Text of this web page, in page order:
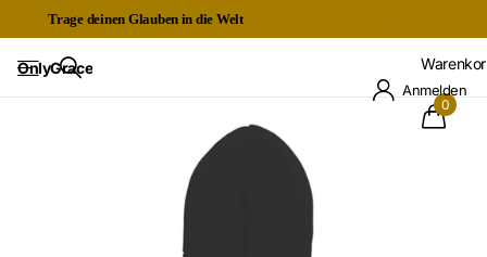
Trage deinen Glauben in die Welt
OnlyGrace
Anmelden
0